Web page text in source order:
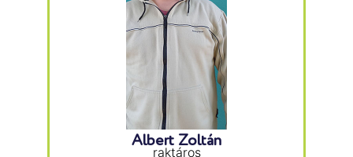
Albert Zoltán
raktáros